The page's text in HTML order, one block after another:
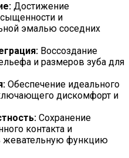
Достижение
и
эмалью соседних
Воссоздание
и размеров зуба для
Обеспечение идеального
дискомфорт и
Сохранение
контакта и
жевательную функцию